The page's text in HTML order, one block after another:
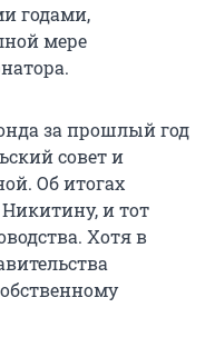
годами,
мере
за прошлый год
совет и
Об итогах
и тот
Хотя в